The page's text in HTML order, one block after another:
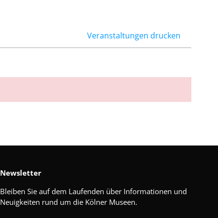
Veranstaltungen drucken
Newsletter
Bleiben Sie auf dem Laufenden über Informationen und
Neuigkeiten rund um die Kölner Museen.